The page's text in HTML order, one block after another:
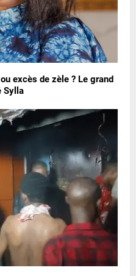
excès de zèle ? Le grand
Sylla